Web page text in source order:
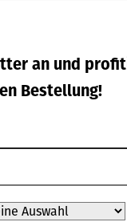
an und
Bestellung!